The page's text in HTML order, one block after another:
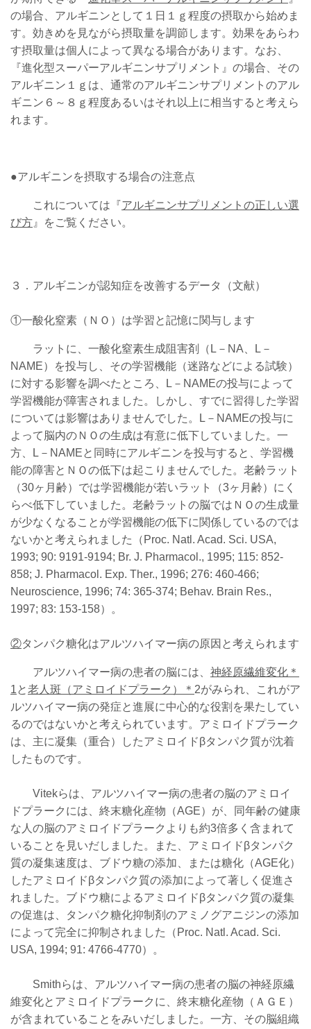
の場合、アルギニンとして１日１ｇ程度の摂取から始めま
す。効きめを見ながら摂取量を調節します。効果をあらわ
す摂取量は個人によって異なる場合があります。なお、
『進化型スーパーアルギニンサプリメント』の場合、その
アルギニン１ｇは、通常のアルギニンサプリメントのアル
ギニン６～８ｇ程度あるいはそれ以上に相当すると考えら
れます。
●アルギニンを摂取する場合の注意点
これについては『アルギニンサプリメントの正しい選
び方』をご覧ください。
３．アルギニンが認知症を改善するデータ（文献）
①一酸化窒素（ＮＯ）は学習と記憶に関与します
ラットに、一酸化窒素生成阻害剤（L－NA、L－
NAME）を投与し、その学習機能（迷路などによる試験）
に対する影響を調べたところ、L－NAMEの投与によって
学習機能が障害されました。しかし、すでに習得した学習
については影響はありませんでした。L－NAMEの投与に
よって脳内のＮＯの生成は有意に低下していました。一
方、L－NAMEと同時にアルギニンを投与すると、学習機
能の障害とＮＯの低下は起こりませんでした。老齢ラット
（30ヶ月齢）では学習機能が若いラット（3ヶ月齢）にく
らべ低下していました。老齢ラットの脳ではＮＯの生成量
が少なくなることが学習機能の低下に関係しているのでは
ないかと考えられました（Proc. Natl. Acad. Sci. USA,
1993; 90: 9191-9194; Br. J. Pharmacol., 1995; 115: 852-
858; J. Pharmacol. Exp. Ther., 1996; 276: 460-466;
Neuroscience, 1996; 74: 365-374; Behav. Brain Res.,
1997; 83: 153-158）。
②タンパク糖化はアルツハイマー病の原因と考えられます
アルツハイマー病の患者の脳には、 神経原繊維変化＊
1と老人斑（アミロイドプラーク）＊ 2がみられ、これがア
ルツハイマー病の発症と進展に中心的な役割を果たしてい
るのではないかと考えられています。アミロイドプラーク
は、主に凝集（重合）したアミロイドβタンパク質が沈着
したものです。
Vitekらは、アルツハイマー病の患者の脳のアミロイ
ドプラークには、終末糖化産物（AGE）が、同年齢の健康
な人の脳のアミロイドプラークよりも約3倍多く含まれて
いることを見いだしました。また、アミロイドβタンパク
質の凝集速度は、ブドウ糖の添加、または糖化（AGE化）
したアミロイドβタンパク質の添加によって著しく促進さ
れました。ブドウ糖によるアミロイドβタンパク質の凝集
の促進は、タンパク糖化抑制剤のアミノグアニジンの添加
によって完全に抑制されました（Proc. Natl. Acad. Sci.
USA, 1994; 91: 4766-4770）。
Smithらは、アルツハイマー病の患者の脳の神経原繊
維変化とアミロイドプラークに、終末糖化産物（ＡＧＥ）
が含まれていることをみいだしました。一方、その脳組織